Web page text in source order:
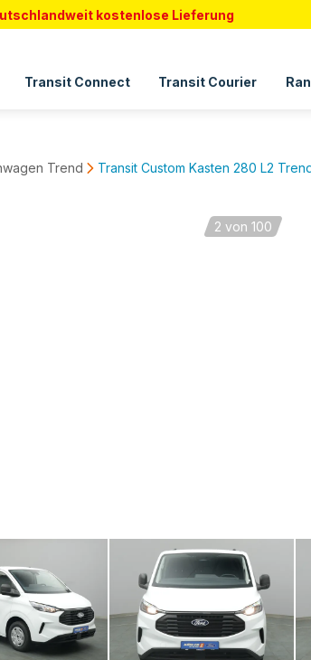
kostenlose Lieferung
Transit Connect Transit Courier
Trend Transit Custom Kasten 280 L2
2 von 100